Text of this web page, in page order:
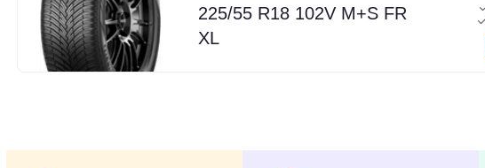
225/55 R18 102V M+S FR
XL